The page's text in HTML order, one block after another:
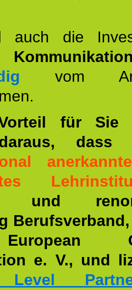
auch die
vom
für Sie
und
e. V., und
Level